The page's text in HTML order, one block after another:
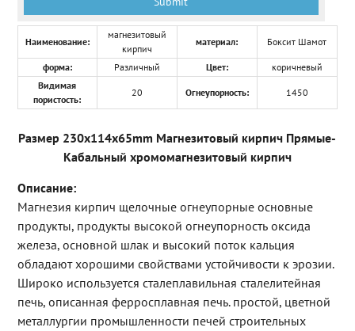
Наименование:
магнезитовый
кирпич
материал: Боксит Шамот
форма: Различный Цвет:
коричневый
Видимая
пористость:
20 Огнеупорность: 1450
Размер 230x114x65mm Магнезитовый кирпич Прямые-
Кабальный хромомагнезитовый кирпич
Описание:
Магнезия кирпич щелочные огнеупорные основные
продукты, продукты высокой огнеупорность оксида
железа, основной шлак и высокий поток кальция
обладают хорошими свойствами устойчивости к эрозии.
Широко используется сталеплавильная сталелитейная
печь, описанная ферросплавная печь. простой, цветной
металлургии промышленности печей строительных